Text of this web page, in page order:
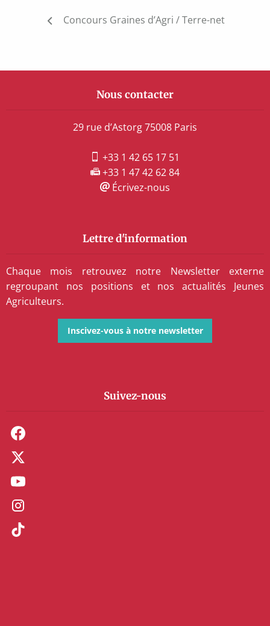
NavigationConcours Graines d’Agri / Terre-net
Nous contacter
29 rue d’Astorg 75008 Paris
+33 1 42 65 17 51
+33 1 47 42 62 84
Écrivez-nous
Lettre d'information
Chaque mois retrouvez notre Newsletter externe
regroupant nos positions et nos actualités Jeunes
Agriculteurs.
Inscivez-vous à notre newsletter
Suivez-nous